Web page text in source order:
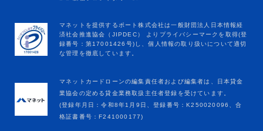
マネットカードローンの編集責任者および編集者は、日本貸金
業協会の定める貸金業務取扱主任者登録を受けています。
(登録年月日：令和8年1月9日、登録番号：K250020096、合
格証書番号：F241000177)